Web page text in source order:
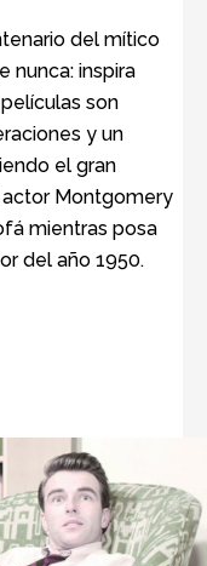
del mítico
nunca: inspira
son
y un
el gran
Montgomery
mientras posa
del año 1950.